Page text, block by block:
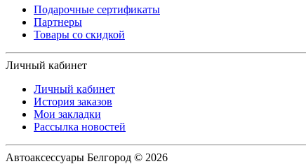
Подарочные сертификаты
Партнеры
Товары со скидкой
Личный кабинет
Личный кабинет
История заказов
Мои закладки
Рассылка новостей
Автоаксессуары Белгород © 2026